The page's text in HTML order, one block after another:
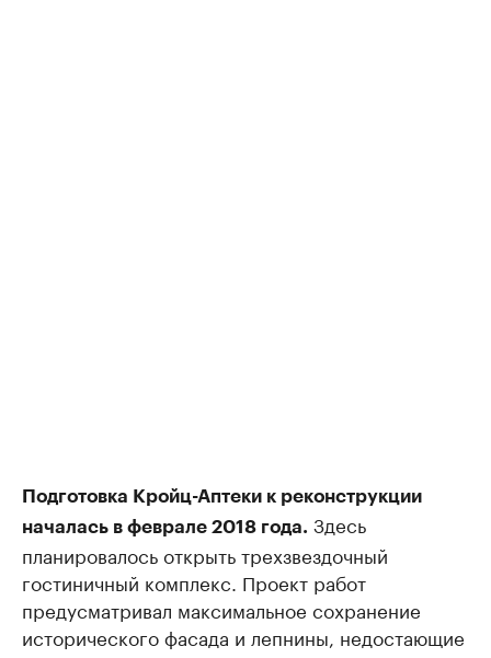
Подготовка Кройц-Аптеки к реконструкции
началась в феврале 2018 года. Здесь
планировалось открыть трехзвездочный
гостиничный комплекс. Проект работ
предусматривал максимальное сохранение
исторического фасада и лепнины, недостающие